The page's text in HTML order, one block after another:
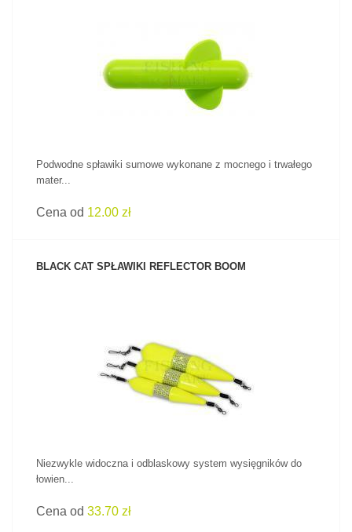
ZOBACZ PRODUKT
Podwodne spławiki sumowe wykonane z mocnego i trwałego
mater...
Cena od 12.00 zł
BLACK CAT SPŁAWIKI REFLECTOR BOOM
ZOBACZ PRODUKT
Niezwykle widoczna i odblaskowy system wysięgników do
łowien...
Cena od 33.70 zł